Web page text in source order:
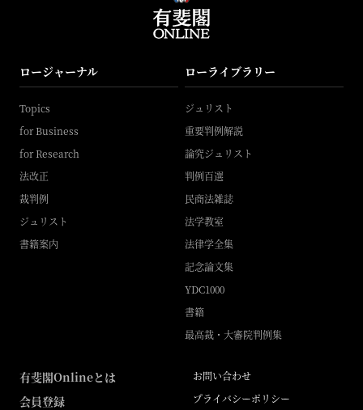
ロージャーナル
Topics
for Business
for Research
法改正
裁判例
ジュリスト
書籍案内
ローライブラリー
ジュリスト
重要判例解説
論究ジュリスト
判例百選
民商法雑誌
法学教室
法律学全集
記念論文集
YDC1000
書籍
最高裁・大審院判例集
有斐閣Onlineとは
会員登録
お問い合わせ
プライバシーポリシー